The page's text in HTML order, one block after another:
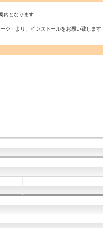
内となります
ジ」より、インストールをお願い致します